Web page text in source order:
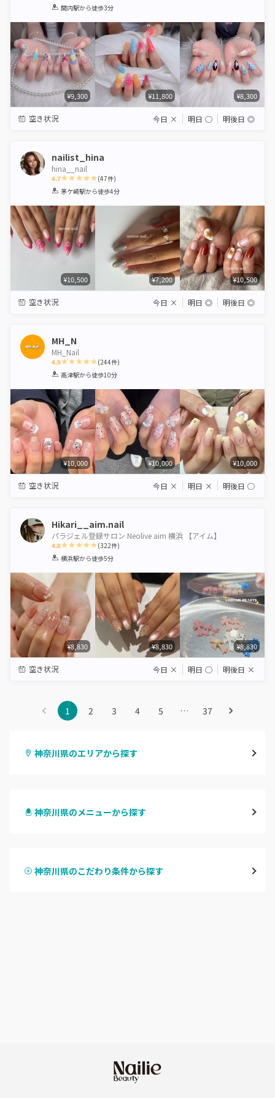
1 2 3 4 5
関内駅から徒歩3分
¥9,300 ¥11,800 ¥8,300
空き状況 今日 × 明日 ◯ 明後日 ◎
nailist_hina
hina__nail
4.7
1 2 3 4 5
(47件)
茅ケ崎駅から徒歩4分
¥10,500 ¥7,200 ¥10,500
空き状況 今日 × 明日 ◎ 明後日 ◎
MH_N
MH_Nail
4.9
1 2 3 4 5
(244件)
高津駅から徒歩10分
¥10,000 ¥10,000 ¥10,000
空き状況 今日 × 明日 × 明後日 ◯
Hikari__aim.nail
パラジェル登録サロン Neolive aim 横浜 【アイム】
4.8
1 2 3 4 5
(322件)
横浜駅から徒歩5分
¥8,830 ¥8,830 ¥8,830
空き状況 今日 × 明日 ◯ 明後日 ×
1 2 3 4 5 … 37
神奈川県のエリアから探す
川崎
神奈川県のメニューから探す
ハンドスカルプ
神奈川県のこだわり条件から探す